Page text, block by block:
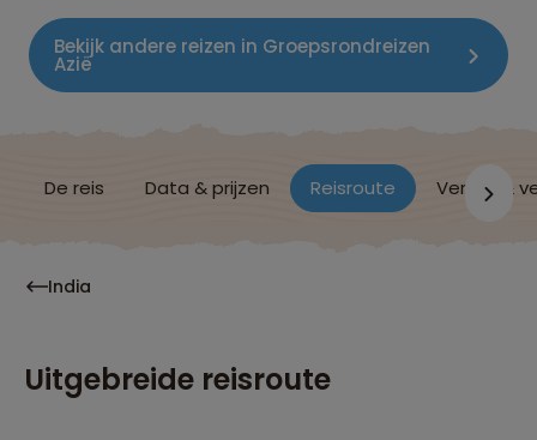
Bekijk andere reizen in Groepsrondreizen
Azië
De reis Data & prijzen Reisroute Verblijf &
India
Uitgebreide reisroute